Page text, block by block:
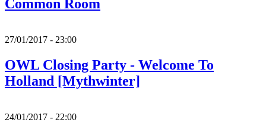
Common Room
27/01/2017 - 23:00
OWL Closing Party - Welcome To
Holland [Mythwinter]
24/01/2017 - 22:00